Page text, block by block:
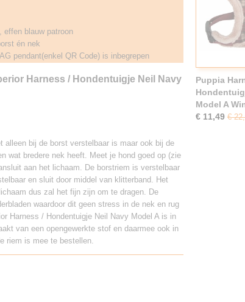
effen blauw patroon
én nek
pendant(enkel QR Code) is inbegrepen
Harness / Hondentuigje Neil Navy
alleen bij de borst verstelbaar is maar ook bij de
wat bredere nek heeft. Meet je hond goed op (zie
aan het lichaam. De borstriem is verstelbaar
en sluit door middel van klitterband. Het
dus zal het fijn zijn om te dragen. De
waardoor dit geen stress in de nek en rug
Harness / Hondentuigje Neil Navy Model A is in
van een opengewerkte stof en daarmee ook in
riem is mee te bestellen.
Puppia
Model A
€ 11,49 €